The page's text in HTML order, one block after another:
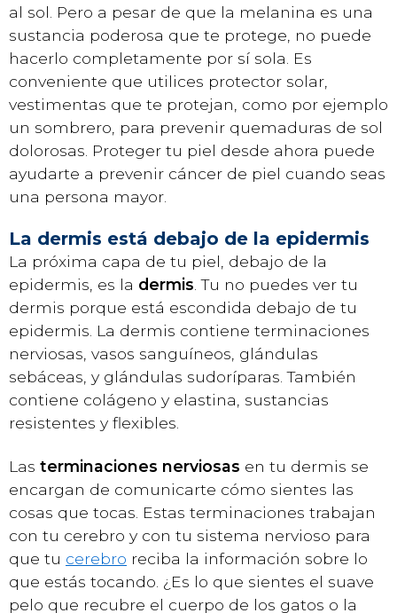
al sol. Pero a pesar de que la melanina es una
sustancia poderosa que te protege, no puede
hacerlo completamente por sí sola. Es
conveniente que utilices protector solar,
vestimentas que te protejan, como por ejemplo
un sombrero, para prevenir quemaduras de sol
dolorosas. Proteger tu piel desde ahora puede
ayudarte a prevenir cáncer de piel cuando seas
una persona mayor.
La dermis está debajo de la epidermis
La próxima capa de tu piel, debajo de la
epidermis, es la dermis . Tu no puedes ver tu
dermis porque está escondida debajo de tu
epidermis. La dermis contiene terminaciones
nerviosas, vasos sanguíneos, glándulas
sebáceas, y glándulas sudoríparas. También
contiene colágeno y elastina, sustancias
resistentes y flexibles.
Las terminaciones nerviosas en tu dermis se
encargan de comunicarte cómo sientes las
cosas que tocas. Estas terminaciones trabajan
con tu cerebro y con tu sistema nervioso para
que tu cerebro reciba la información sobre lo
que estás tocando. ¿Es lo que sientes el suave
pelo que recubre el cuerpo de los gatos o la